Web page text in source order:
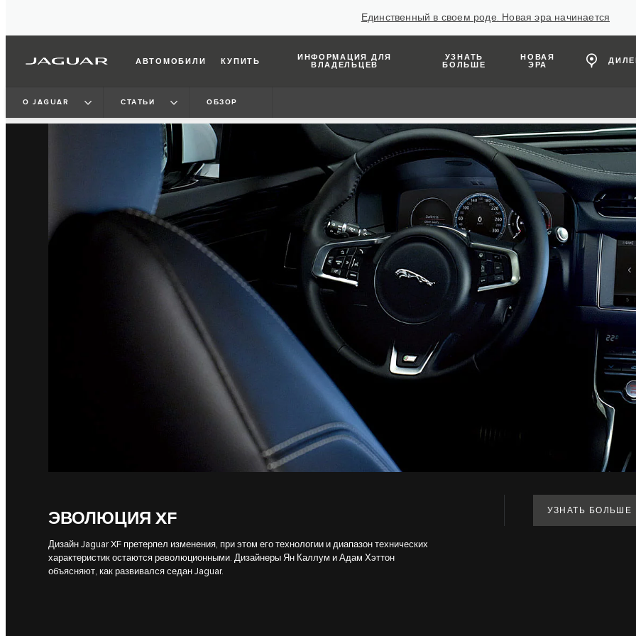
Единственный в своем роде. Новая эра начинается
АВТОМОБИЛИ КУПИТЬ
ИНФОРМАЦИЯ ДЛЯ
ВЛАДЕЛЬЦЕВ
УЗНАТЬ
БОЛЬШЕ
НОВАЯ
ЭРА
О JAGUAR СТАТЬИ ОБЗОР
ЭВОЛЮЦИЯ XF
Дизайн Jaguar XF претерпел изменения, при этом его технологии и диапазон технических
характеристик остаются революционными. Дизайнеры Ян Каллум и Адам Хэттон
объясняют, как развивался седан Jaguar.
УЗНАТЬ БОЛЬШЕ